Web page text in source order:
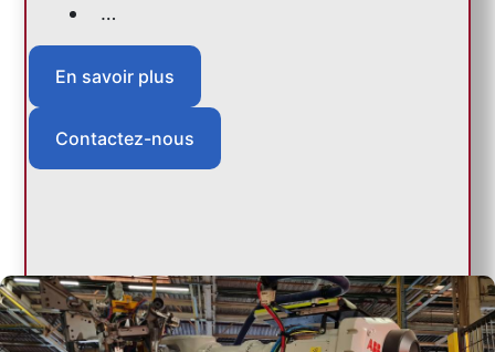
…
En savoir plus
Contactez-nous